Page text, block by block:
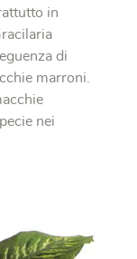
in
di
marroni.
nei